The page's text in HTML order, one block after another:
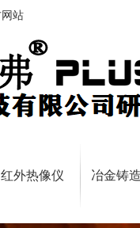
站
红外热像仪 冶金铸